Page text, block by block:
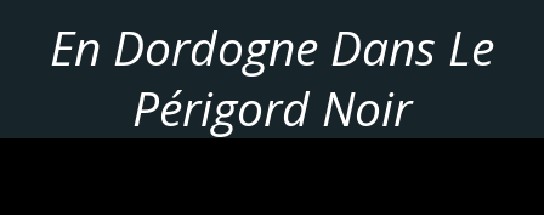
En Dordogne Dans Le
Périgord Noir